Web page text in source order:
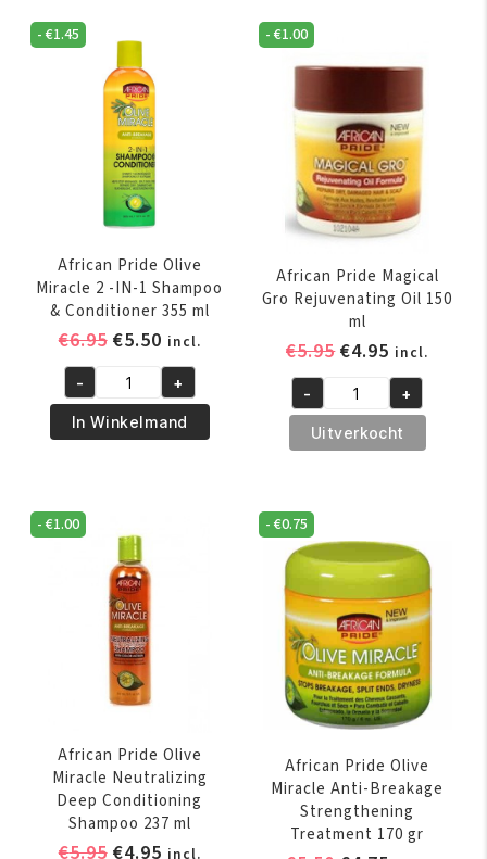
-€1.45
African Pride Olive
Miracle 2 -IN-1 Shampoo
& Conditioner 355 ml
€6.95 Oorspronkelijke
was:
€6.95.
€5.50Huidige
prijs
is:
€5.50.
incl.
African
Pride
Olive
-
Shampoo
Conditioner
- +
In Winkelmand
-€1.00
African Pride Magical
Gro Rejuvenating Oil 150
ml
€5.95
was:
€5.95.
€4.95 Huidige
prijs
is:
€4.95.
incl.
African
Pride
Magical
Rejuvenating
Oil
150
ml
aantal
- +
Uitverkocht
-€1.00
African Pride Olive
Miracle Neutralizing
Deep Conditioning
Shampoo 237 ml
€5.95 Oorspronkelijke
€4.95Huidige
incl.
-€0.75
African Pride Olive
Miracle Anti-Breakage
Strengthening
Treatment 170 gr